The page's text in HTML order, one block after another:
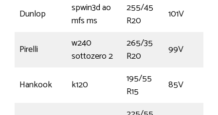
Dunlop
spwin3d ao
mfs ms
255/45
R20
101V
Pirelli
w240
sottozero 2
265/35
R20
99V
Hankook k120
195/55
R15
85V